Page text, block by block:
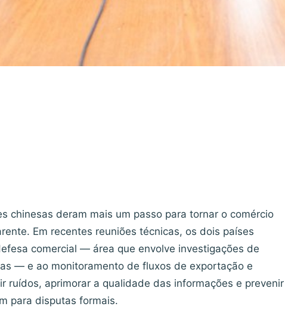
chinesas deram mais um passo para tornar o comércio
Em recentes reuniões técnicas, os dois países
comercial — área que envolve investigações de
— e ao monitoramento de fluxos de exportação e
ruídos, aprimorar a qualidade das informações e prevenir
para disputas formais.